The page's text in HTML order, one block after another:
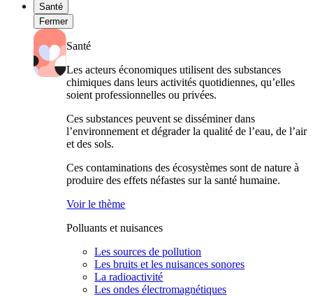
Santé
Fermer
Santé
Les acteurs économiques utilisent des substances
chimiques dans leurs activités quotidiennes, qu’elles
soient professionnelles ou privées.
Ces substances peuvent se disséminer dans
l’environnement et dégrader la qualité de l’eau, de l’air
et des sols.
Ces contaminations des écosystèmes sont de nature à
produire des effets néfastes sur la santé humaine.
Voir le thème
Polluants et nuisances
Les sources de pollution
Les bruits et les nuisances sonores
La radioactivité
Les ondes électromagnétiques